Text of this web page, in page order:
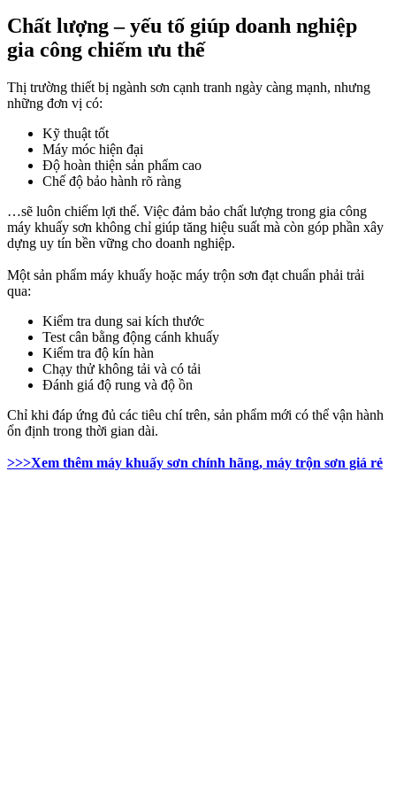
Chất lượng – yếu tố giúp doanh nghiệp
gia công chiếm ưu thế
Thị trường thiết bị ngành sơn cạnh tranh ngày càng mạnh, nhưng
những đơn vị có:
Kỹ thuật tốt
Máy móc hiện đại
Độ hoàn thiện sản phẩm cao
Chế độ bảo hành rõ ràng
…sẽ luôn chiếm lợi thế. Việc đảm bảo chất lượng trong gia công
máy khuấy sơn không chỉ giúp tăng hiệu suất mà còn góp phần xây
dựng uy tín bền vững cho doanh nghiệp.
Một sản phẩm máy khuấy hoặc máy trộn sơn đạt chuẩn phải trải
qua:
Kiểm tra dung sai kích thước
Test cân bằng động cánh khuấy
Kiểm tra độ kín hàn
Chạy thử không tải và có tải
Đánh giá độ rung và độ ồn
Chỉ khi đáp ứng đủ các tiêu chí trên, sản phẩm mới có thể vận hành
ổn định trong thời gian dài.
>>>Xem thêm máy khuấy sơn chính hãng, máy trộn sơn giá rẻ